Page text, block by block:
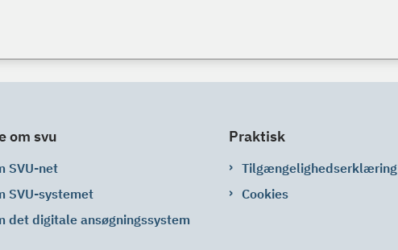
om svu
SVU-net
SVU-systemet
det digitale ansøgningssystem
Praktisk
Tilgængelighedserklæring
Cookies